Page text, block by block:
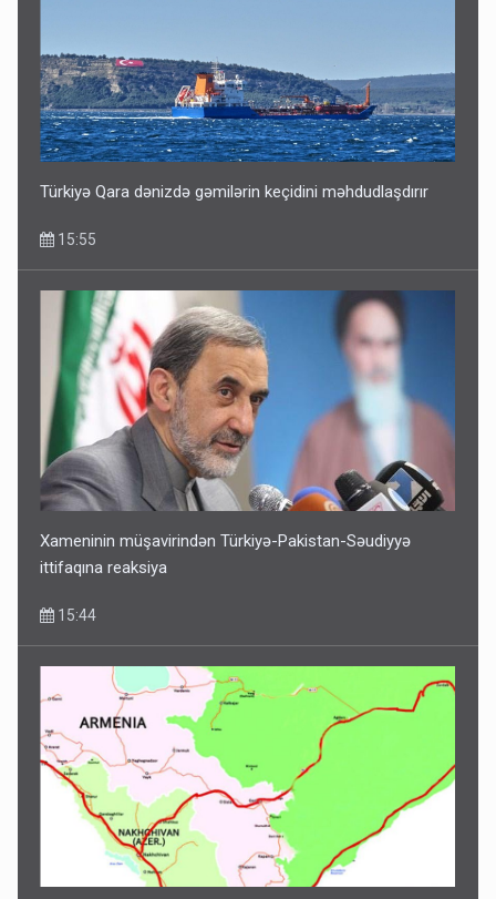
Türkiyə Qara dənizdə gəmilərin keçidini məhdudlaşdırır
15:55
Xameninin müşavirindən Türkiyə-Pakistan-Səudiyyə
ittifaqına reaksiya
15:44